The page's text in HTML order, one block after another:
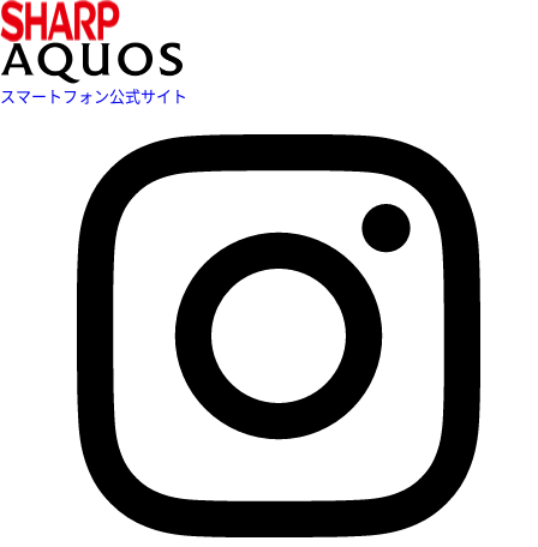
スマートフォン公式サイト